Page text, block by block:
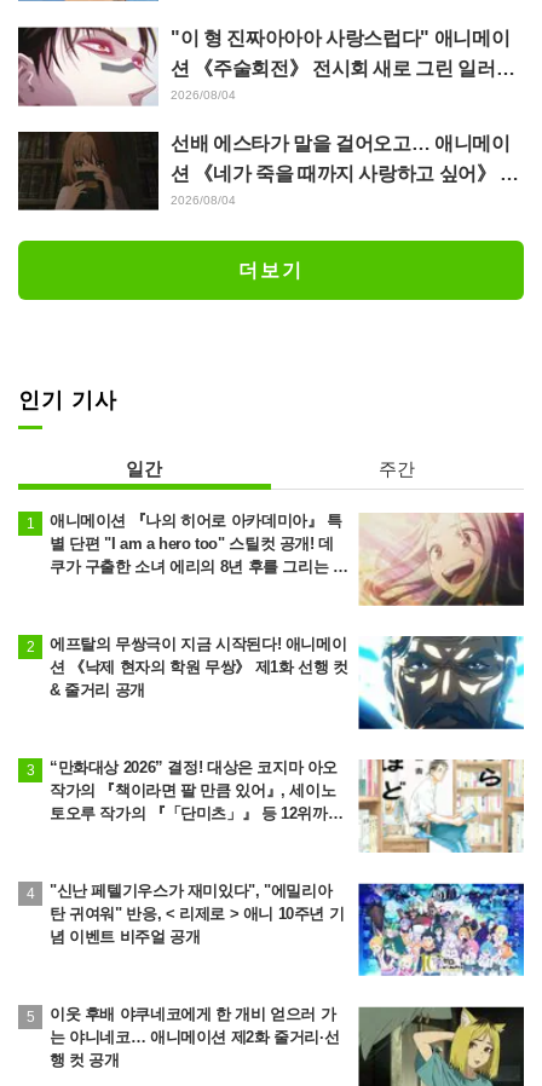
다"
"이 형 진짜아아아 사랑스럽다" 애니메이
션 《주술회전》 전시회 새로 그린 일러스
트에서 이타도리 유지에게 다가가는 초소
2026/08/04
선배 에스타가 말을 걸어오고… 애니메이
션 《네가 죽을 때까지 사랑하고 싶어》 제
5화 줄거리·장면 컷·WEB 예고·에피소드
2026/08/04
더보기
인기 기사
일간 주간
애니메이션 『나의 히어로 아카데미아』 특
별 단편 "I am a hero too" 스틸컷 공개! 데
쿠가 구출한 소녀 에리의 8년 후를 그리는 이
에프탈의 무쌍극이 지금 시작된다! 애니메이
션 《낙제 현자의 학원 무쌍》 제1화 선행 컷
& 줄거리 공개
“만화대상 2026” 결정! 대상은 코지마 아오
작가의 『책이라면 팔 만큼 있어』, 세이노
토오루 작가의 『「단미츠」』 등 12위까지
"신난 페텔기우스가 재미있다", "에밀리아
탄 귀여워" 반응, < 리제로 > 애니 10주년 기
념 이벤트 비주얼 공개
이웃 후배 야쿠네코에게 한 개비 얻으러 가
는 야니네코… 애니메이션 제2화 줄거리·선
행 컷 공개